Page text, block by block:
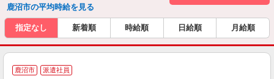
鹿沼市の平均時給を見る
指定なし 新着順 時給順 日給順 月給順
鹿沼市 派遣社員